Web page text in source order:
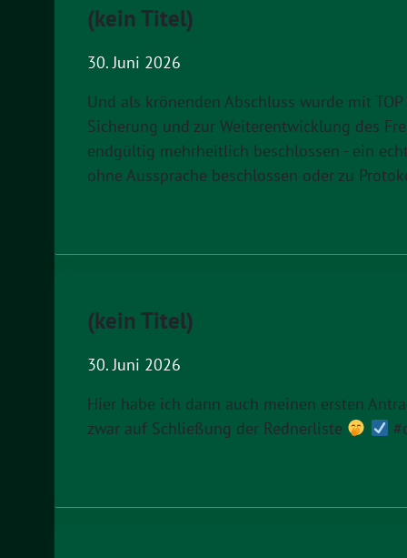
(kein Titel)
30. Juni 2026
Und als krönenden Abschluss wurde mit
Sicherung und zur Weiterentwicklung des
endgültig mehrheitlich beschlossen - ein
ohne Aussprache beschlossen oder zu
(kein Titel)
30. Juni 2026
Hier habe ich dann auch meinen ersten
zwar auf Schließung der Rednerliste